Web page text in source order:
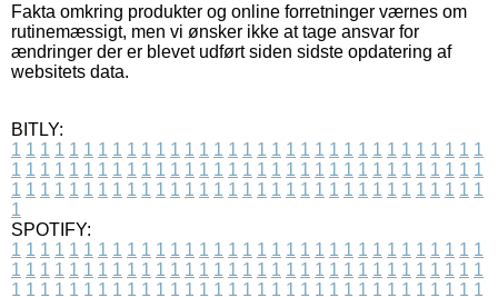
Fakta omkring produkter og online forretninger værnes om
rutinemæssigt, men vi ønsker ikke at tage ansvar for
ændringer der er blevet udført siden sidste opdatering af
websitets data.
BITLY:
1 1 1 1 1 1 1 1 1 1 1 1 1 1 1 1 1 1 1 1 1 1 1 1 1 1 1 1 1 1 1 1 1
1 1 1 1 1 1 1 1 1 1 1 1 1 1 1 1 1 1 1 1 1 1 1 1 1 1 1 1 1 1 1 1 1
1 1 1 1 1 1 1 1 1 1 1 1 1 1 1 1 1 1 1 1 1 1 1 1 1 1 1 1 1 1 1 1 1
1
SPOTIFY:
1 1 1 1 1 1 1 1 1 1 1 1 1 1 1 1 1 1 1 1 1 1 1 1 1 1 1 1 1 1 1 1 1
1 1 1 1 1 1 1 1 1 1 1 1 1 1 1 1 1 1 1 1 1 1 1 1 1 1 1 1 1 1 1 1 1
1 1 1 1 1 1 1 1 1 1 1 1 1 1 1 1 1 1 1 1 1 1 1 1 1 1 1 1 1 1 1 1 1